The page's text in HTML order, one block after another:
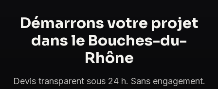
Démarrons votre projet
dans le Bouches-du-
Rhône
Devis transparent sous 24 h. Sans engagement.